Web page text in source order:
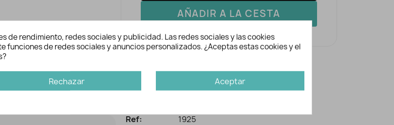
AÑADIR A LA CESTA
Ref:
1925
de rendimiento, redes sociales y publicidad. Las redes sociales y las cookies
de redes sociales y anuncios personalizados. ¿Aceptas estas cookies y el
Rechazar Aceptar